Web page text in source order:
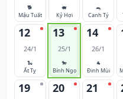
🐕
Mậu Tuất
🐖
Kỷ Hợi
🐀
Canh Tý
12
24/1
🐍
Ất Tỵ
13
25/1
🐎
Bính Ngọ
14
26/1
🐐
Đinh Mùi
19 20 21